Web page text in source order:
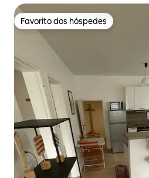
Favorito dos hóspedes
Favorito dos hóspedes